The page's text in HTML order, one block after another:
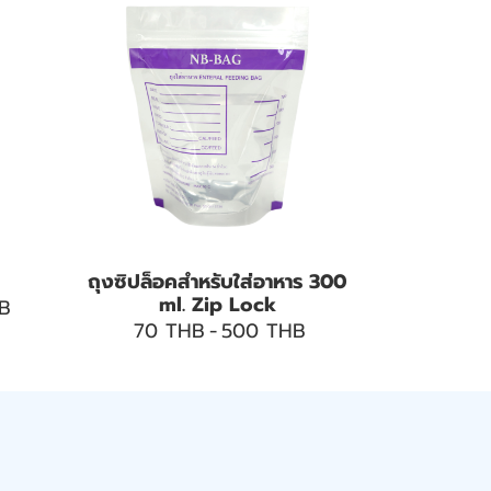
ถุงซิปล็อคสำหรับใส่อาหาร 300
ml. Zip Lock
70 THB-500 THB